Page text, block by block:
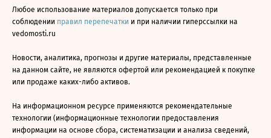
Любое использование материалов допускается только при
соблюдении правил перепечатки и при наличии гиперссылки на
vedomosti.ru
Новости, аналитика, прогнозы и другие материалы, представленные
на данном сайте, не являются офертой или рекомендацией к покупке
или продаже каких-либо активов.
На информационном ресурсе применяются рекомендательные
технологии (информационные технологии предоставления
информации на основе сбора, систематизации и анализа сведений,